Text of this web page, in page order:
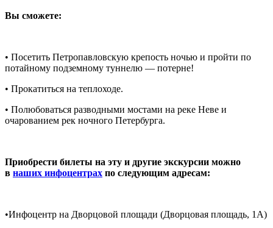
Вы сможете:
• Посетить Петропавловскую крепость ночью и пройти по
потайному подземному туннелю — потерне!
• Прокатиться на теплоходе.
• Полюбоваться разводными мостами на реке Неве и
очарованием рек ночного Петербурга.
Приобрести билеты на эту и другие экскурсии можно
в наших инфоцентрах по следующим адресам:
•Инфоцентр на Дворцовой площади (Дворцовая площадь, 1A)